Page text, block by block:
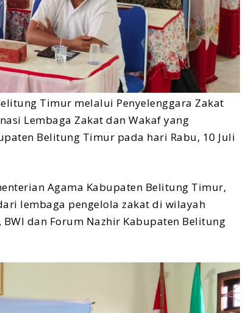
Timur melalui Penyelenggara Zakat
Lembaga Zakat dan Wakaf yang
Belitung Timur pada hari Rabu, 10 Juli
Agama Kabupaten Belitung Timur,
lembaga pengelola zakat di wilayah
dan Forum Nazhir Kabupaten Belitung